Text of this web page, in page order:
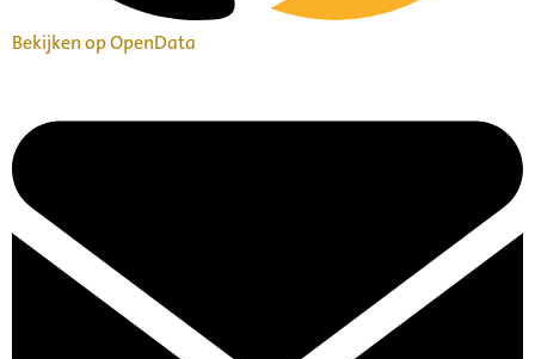
Bekijken op OpenData